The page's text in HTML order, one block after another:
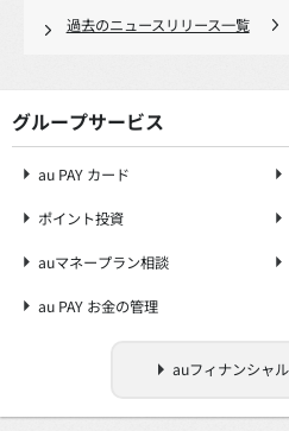
過去のニュースリリース一覧
グループサービス
au PAY カード
ポイント投資
auマネープラン相談
au PAY お金の管理
auフィナンシャ